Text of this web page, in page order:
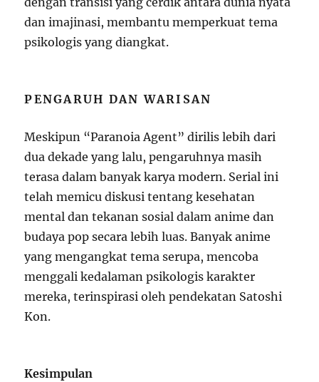
dan imajinasi, membantu memperkuat tema
psikologis yang diangkat.
PENGARUH DAN WARISAN
Meskipun “Paranoia Agent” dirilis lebih dari
dua dekade yang lalu, pengaruhnya masih
terasa dalam banyak karya modern. Serial ini
telah memicu diskusi tentang kesehatan
mental dan tekanan sosial dalam anime dan
budaya pop secara lebih luas. Banyak anime
yang mengangkat tema serupa, mencoba
menggali kedalaman psikologis karakter
mereka, terinspirasi oleh pendekatan Satoshi
Kon.
Kesimpulan